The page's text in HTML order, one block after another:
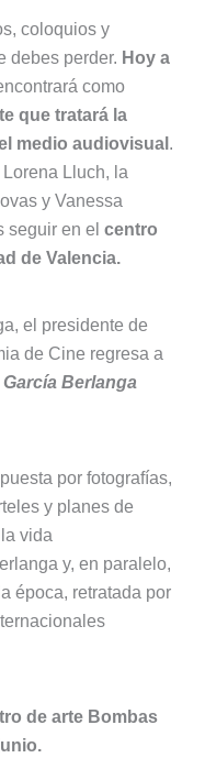
coloquios y
debes perder. Hoy a
como
que tratará la
medio audiovisual .
Lluch, la
y Vanessa
seguir en el centro
de Valencia.
el presidente de
de Cine regresa a
Berlanga
por fotografías,
y planes de
vida
y, en paralelo,
época, retratada por
de arte Bombas